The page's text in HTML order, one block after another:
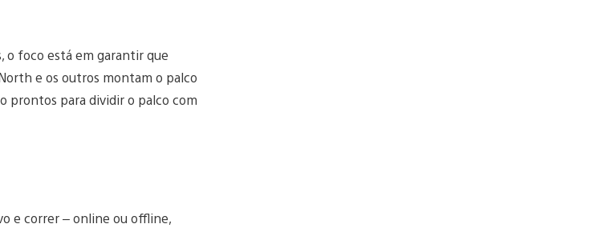
o foco está em garantir que
e os outros montam o palco
prontos para dividir o palco com
e correr – online ou offline,